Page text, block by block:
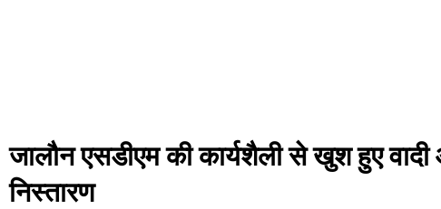
जालौन एसडीएम की कार्यशैली से खुश हुए
निस्तारण